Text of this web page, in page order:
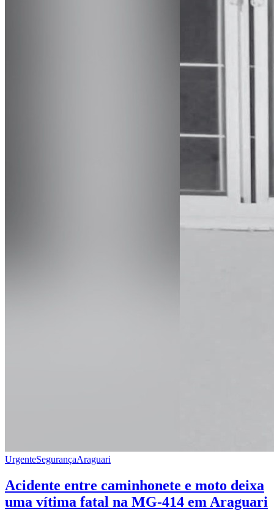
UrgenteSegurançaAraguari
Acidente entre caminhonete e moto deixa
uma vítima fatal na MG-414 em Araguari